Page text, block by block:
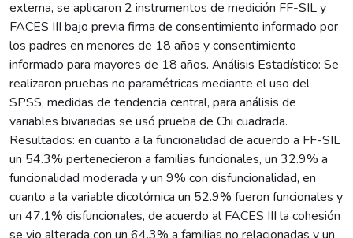
externa, se aplicaron 2 instrumentos de medición FF-SIL y
FACES III bajo previa firma de consentimiento informado por
los padres en menores de 18 años y consentimiento
informado para mayores de 18 años. Análisis Estadístico: Se
realizaron pruebas no paramétricas mediante el uso del
SPSS, medidas de tendencia central, para análisis de
variables bivariadas se usó prueba de Chi cuadrada.
Resultados: en cuanto a la funcionalidad de acuerdo a FF-SIL
un 54.3% pertenecieron a familias funcionales, un 32.9% a
funcionalidad moderada y un 9% con disfuncionalidad, en
cuanto a la variable dicotómica un 52.9% fueron funcionales y
un 47.1% disfuncionales, de acuerdo al FACES III la cohesión